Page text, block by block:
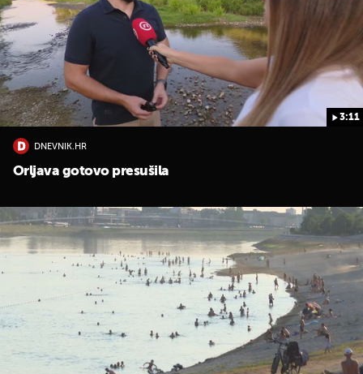
3:11
DNEVNIK.HR
Orljava gotovo presušila